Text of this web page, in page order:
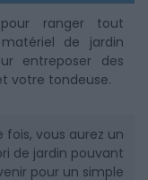
ranger tout
de jardin
entreposer des
votre tondeuse.
fois, vous aurez un
de jardin pouvant
pour un simple